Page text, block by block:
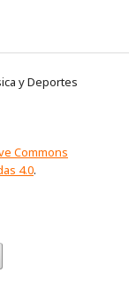
y Deportes
Commons
4.0.